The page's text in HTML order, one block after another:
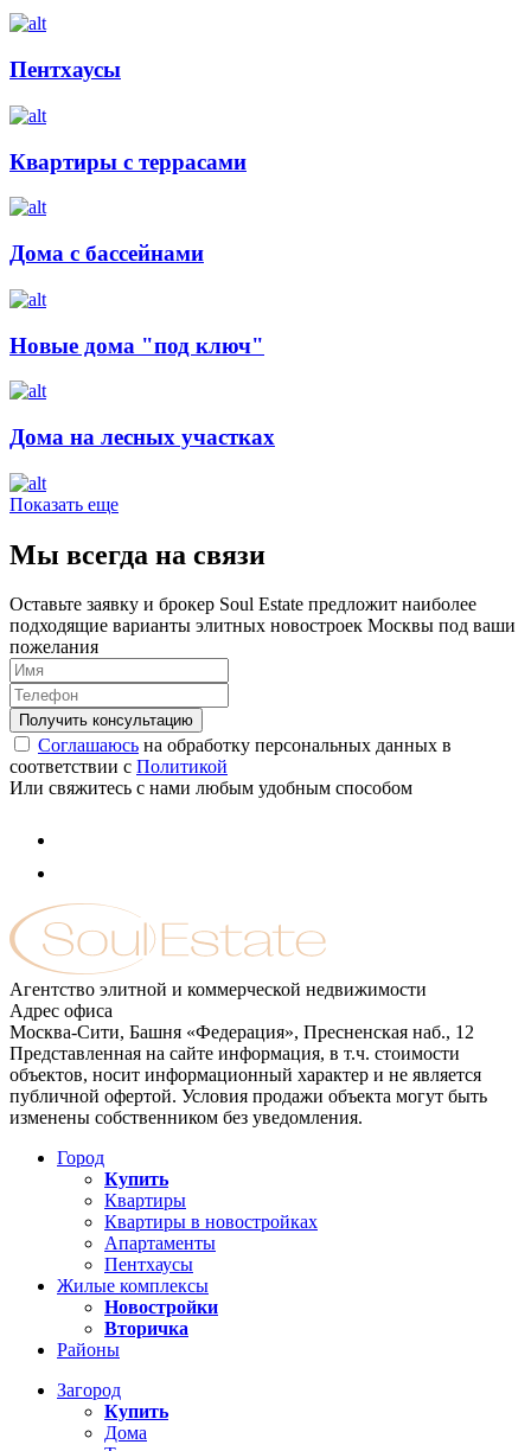
Пентхаусы
Квартиры с террасами
Дома с бассейнами
Новые дома "под ключ"
Дома на лесных участках
Показать еще
Мы всегда на связи
Оставьте заявку и брокер Soul Estate предложит наиболее
подходящие варианты элитных новостроек Москвы под ваши
пожелания
Соглашаюсь на обработку персональных данных в
соответствии с Политикой
Или свяжитесь с нами любым удобным способом
Агентство элитной и коммерческой недвижимости
Адрес офиса
Москва-Сити, Башня «Федерация», Пресненская наб., 12
Представленная на сайте информация, в т.ч. стоимости
объектов, носит информационный характер и не является
публичной офертой. Условия продажи объекта могут быть
изменены собственником без уведомления.
Город
Купить
Квартиры
Квартиры в новостройках
Апартаменты
Пентхаусы
Жилые комплексы
Новостройки
Вторичка
Районы
Загород
Купить
Дома